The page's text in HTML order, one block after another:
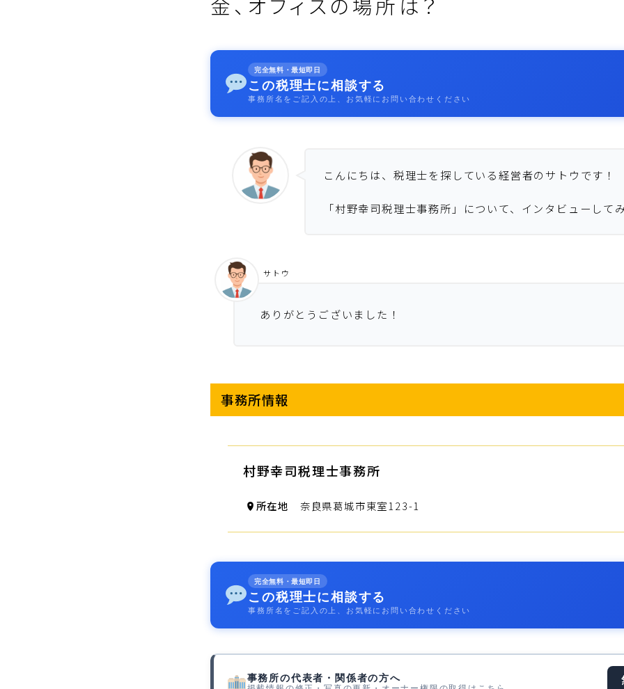
完全無料・最短即日
この税理士に相談する
事務所名をご記入の上、お気軽にお問い合わせください
こんにちは、税理士を探している経営者のサトウです！
「村野幸司税理士事務所」について、インタビューして
ありがとうございました！
サトウ
事務所情報
村野幸司税理士事務所
所在地 奈良県葛城市東室123-1
完全無料・最短即日
この税理士に相談する
事務所名をご記入の上、お気軽にお問い合わせください
事務所の代表者・関係者の方へ